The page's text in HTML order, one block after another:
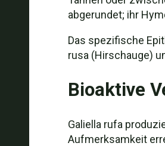
abgerundet; ihr
Das spezifische
rusa (Hirschauge)
Bioaktive
Galiella rufa
Aufmerksamkeit